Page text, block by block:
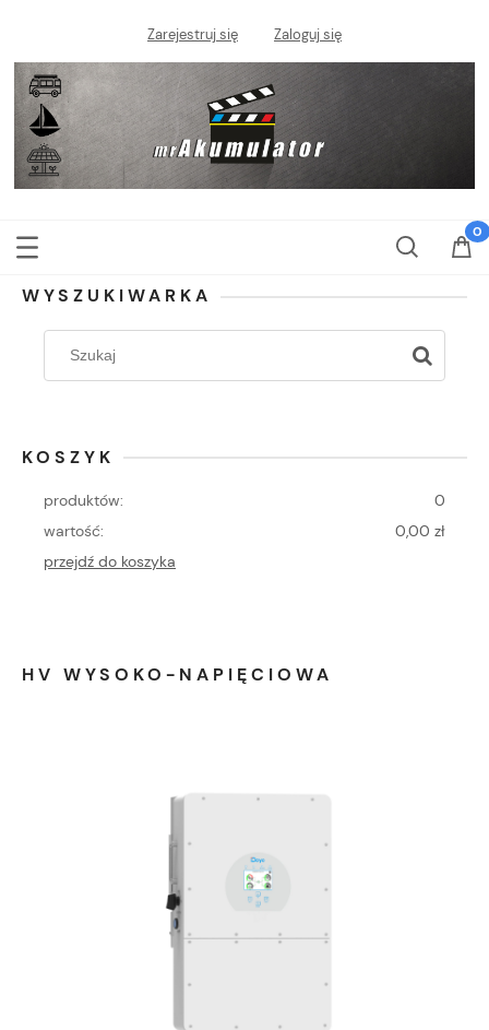
Zarejestruj się Zaloguj się
WYSZUKIWARKA
KOSZYK
produktów:
0
wartość:
0,00 zł
przejdź do koszyka
HV WYSOKO-NAPIĘCIOWA